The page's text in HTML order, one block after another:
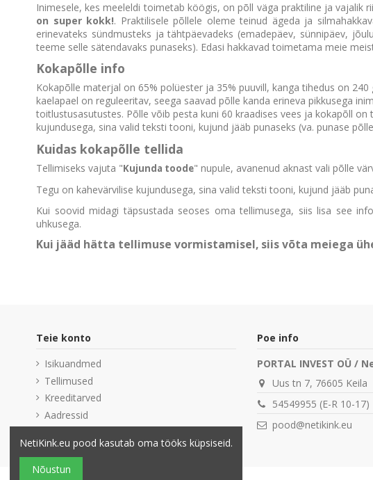
Inimesele, kes meeleldi toimetab köögis, on põll väga praktiline ja vajalik
on super kokk!. Praktilisele põllele oleme teinud ägeda ja
erinevateks sündmusteks ja tähtpäevadeks (emadepäev, sünnipäev,
teeme selle sätendavaks punaseks). Edasi hakkavad toimetama meie
Kokapõlle info
Kokapõlle materjal on 65% polüester ja 35% puuvill, kanga tihedus on
kaelapael on reguleeritav, seega saavad põlle kanda erineva pikkusega
toitlustusasutustes. Põlle võib pesta kuni 60 kraadises vees ja kokapõll
kujundusega, sina valid teksti tooni, kujund jääb punaseks (va. punase
Kuidas kokapõlle tellida
Tellimiseks vajuta "Kujunda toode" nupule, avanenud aknast vali põlle
Tegu on kahevärvilise kujundusega, sina valid teksti tooni, kujund jääb
Kui soovid midagi täpsustada seoses oma tellimusega, siis lisa see
uhkusega.
Kui jääd hätta tellimuse vormistamisel, siis võta meiega
Teie konto
Isikuandmed
Tellimused
Kreeditarved
Aadressid
Poe info
PORTAL INVEST OÜ /
Uus tn 7, 76605 Keila
54549955 (E-R 10-17)
pood@netikink.eu
NetiKink.eu pood kasutab oma tööks küpsiseid.
Nõustun